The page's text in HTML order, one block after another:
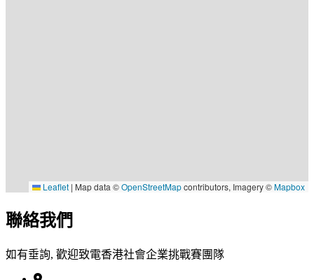
Leaflet | Map data ©OpenStreetMapcontributors, Imagery ©Mapbox
聯絡我們
如有垂詢, 歡迎致電香港社會企業挑戰賽團隊